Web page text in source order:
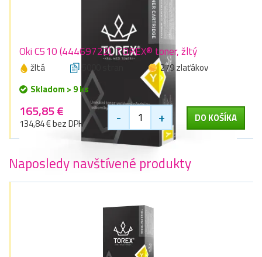
Oki C510 (44469722), TOREX® toner, žltý
žltá 5000 stran
279 zlaťákov
Skladom > 9 ks
165,85 €
134,84 € bez DPH - + DO KOŠÍKA
Naposledy navštívené produkty